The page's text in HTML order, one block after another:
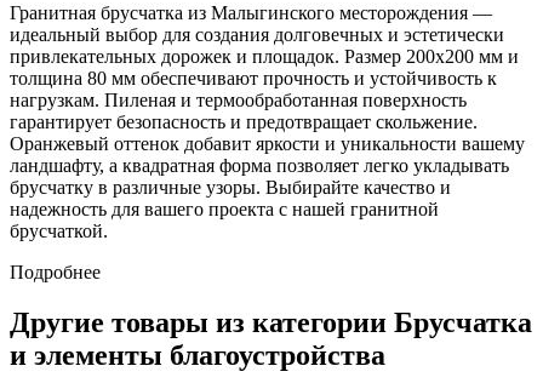
Гранитная брусчатка из Малыгинского месторождения —
идеальный выбор для создания долговечных и эстетически
привлекательных дорожек и площадок. Размер 200х200 мм и
толщина 80 мм обеспечивают прочность и устойчивость к
нагрузкам. Пиленая и термообработанная поверхность
гарантирует безопасность и предотвращает скольжение.
Оранжевый оттенок добавит яркости и уникальности вашему
ландшафту, а квадратная форма позволяет легко укладывать
брусчатку в различные узоры. Выбирайте качество и
надежность для вашего проекта с нашей гранитной
брусчаткой.
Подробнее
Другие товары из категории Брусчатка
и элементы благоустройства